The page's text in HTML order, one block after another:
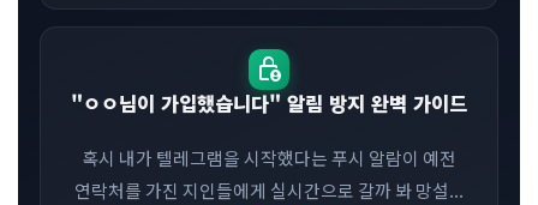
lock_person
"ㅇㅇ님이 가입했습니다" 알림 방지 완벽 가이드
혹시 내가 텔레그램을 시작했다는 푸시 알람이 예전
연락처를 가진 지인들에게 실시간으로 갈까 봐 망설...